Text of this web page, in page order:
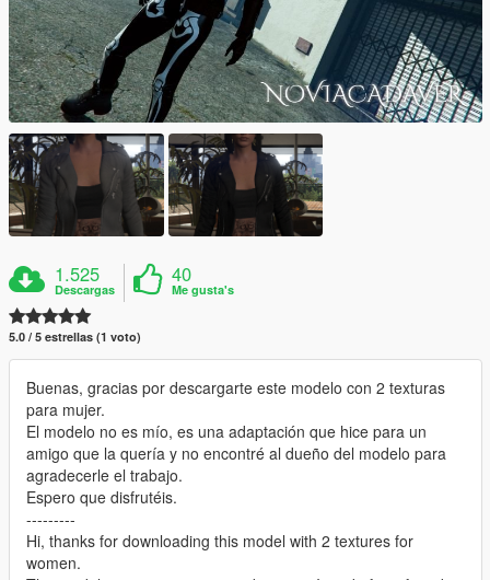
1.525
Descargas
40
Me gusta's
5.0 / 5 estrellas (1 voto)
Buenas, gracias por descargarte este modelo con 2 texturas
para mujer.
El modelo no es mío, es una adaptación que hice para un
amigo que la quería y no encontré al dueño del modelo para
agradecerle el trabajo.
Espero que disfrutéis.
---------
Hi, thanks for downloading this model with 2 textures for
women.